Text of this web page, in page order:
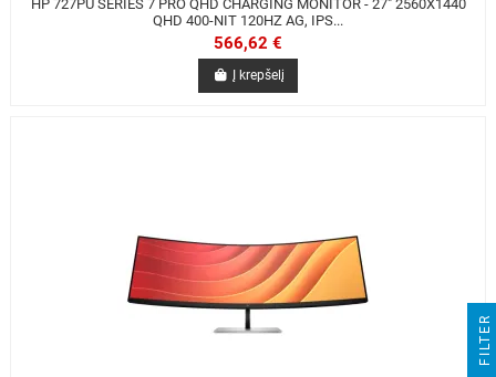
HP 727PU SERIES 7 PRO QHD CHARGING MONITOR - 27" 2560X1440
QHD 400-NIT 120HZ AG, IPS...
566,62 €
Į krepšelį
R